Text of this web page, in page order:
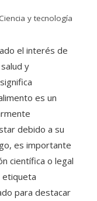
y tecnología
el interés de
y
es un
debido a su
es importante
científica o legal
etiqueta
para destacar